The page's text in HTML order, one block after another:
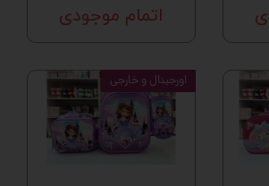
اتمام موجودی
اورجینال و خارجی